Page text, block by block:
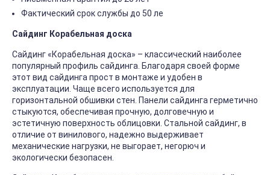
Фактический срок службы до 50 ле
Сайдинг Корабельная доска
Сайдинг «Корабельная доска» – классический наиболее
популярный профиль сайдинга. Благодаря своей форме
этот вид сайдинга прост в монтаже и удобен в
эксплуатации. Чаще всего используется для
горизонтальной обшивки стен. Панели сайдинга герметично
стыкуются, обеспечивая прочную, долговечную и
эстетичную поверхность облицовки. Стальной сайдинг, в
отличие от винилового, надежно выдерживает
механические нагрузки, не выгорает, негорюч и
экологически безопасен.